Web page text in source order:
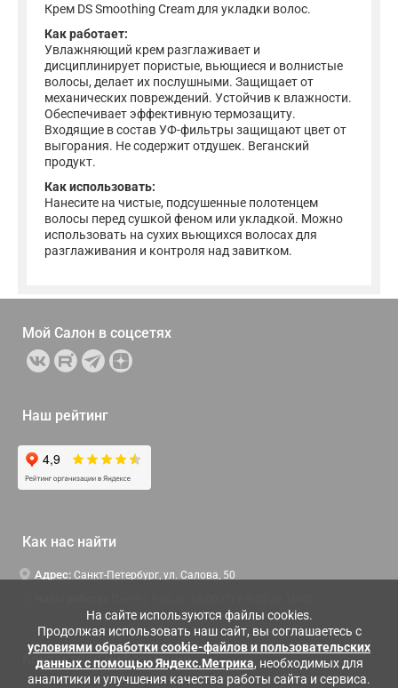
На сайте используются файлы cookies.
Продолжая использовать наш сайт, вы соглашаетесь с
условиями обработки cookie-файлов и пользовательских
данных с помощью Яндекс.Метрика, необходимых для
аналитики и улучшения качества работы сайта и сервиса.
Крем DS Smoothing Cream для укладки волос.
Как работает:
Увлажняющий крем разглаживает и
дисциплинирует пористые, вьющиеся и волнистые
волосы, делает их послушными. Защищает от
механических повреждений. Устойчив к влажности.
Обеспечивает эффективную термозащиту.
Входящие в состав УФ-фильтры защищают цвет от
выгорания. Не содержит отдушек. Веганский
продукт.
Как использовать:
Нанесите на чистые, подсушенные полотенцем
волосы перед сушкой феном или укладкой. Можно
использовать на сухих вьющихся волосах для
разглаживания и контроля над завитком.
Мой Салон в соцсетях
Наш рейтинг
Как нас найти
Адрес: Санкт-Петербург, ул. Салова, 50
Контактная информация